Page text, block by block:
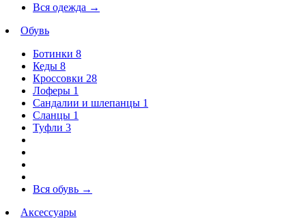
Вся одежда →
Обувь
Ботинки 8
Кеды 8
Кроссовки 28
Лоферы 1
Сандалии и шлепанцы 1
Сланцы 1
Туфли 3
Вся обувь →
Аксессуары